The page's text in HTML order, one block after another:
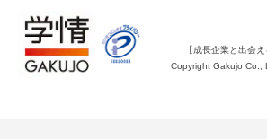
【成長企業と出会
Copyright Gakujo Co.,